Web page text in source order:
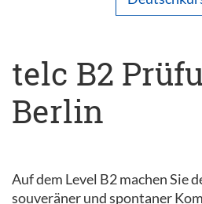
telc B2
Berlin
Auf dem Level B2 machen Sie
souveräner und spontaner